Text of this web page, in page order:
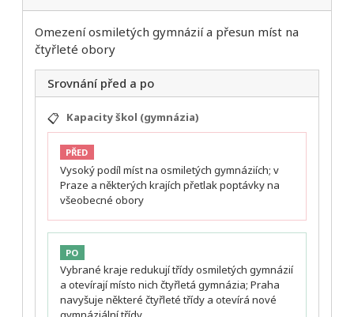
Omezení osmiletých gymnázií a přesun míst na
čtyřleté obory
Srovnání před a po
📋 Kapacity škol (gymnázia)
PŘED
Vysoký podíl míst na osmiletých gymnáziích; v
Praze a některých krajích přetlak poptávky na
všeobecné obory
PO
Vybrané kraje redukují třídy osmiletých gymnázií
a otevírají místo nich čtyřletá gymnázia; Praha
navyšuje některé čtyřleté třídy a otevírá nové